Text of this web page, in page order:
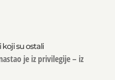
koji su ostali
je iz privilegije – iz